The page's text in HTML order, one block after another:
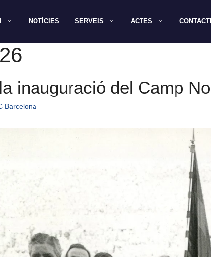
NOTÍCIES SERVEIS ACTES
inauguració del Camp
Barcelona